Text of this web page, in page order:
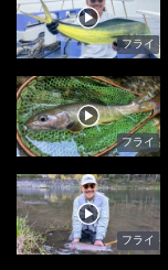
フライ
フライ
フライ